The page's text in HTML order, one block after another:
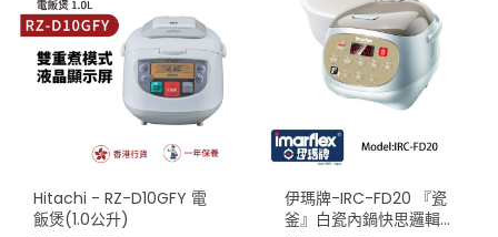
Hitachi - RZ-D10GFY 電
飯煲(1.0公升)
伊瑪牌-IRC-FD20 『瓷
釜』白瓷內鍋快思邏輯西